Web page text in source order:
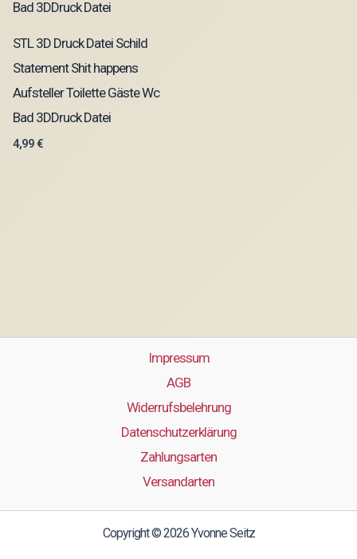
STL 3D Druck Datei Schild
Statement Shit happens
Aufsteller Toilette Gäste Wc
Bad 3DDruck Datei
4,99€
Impressum
AGB
Widerrufsbelehrung
Datenschutzerklärung
Zahlungsarten
Versandarten
Copyright © 2026 Yvonne Seitz